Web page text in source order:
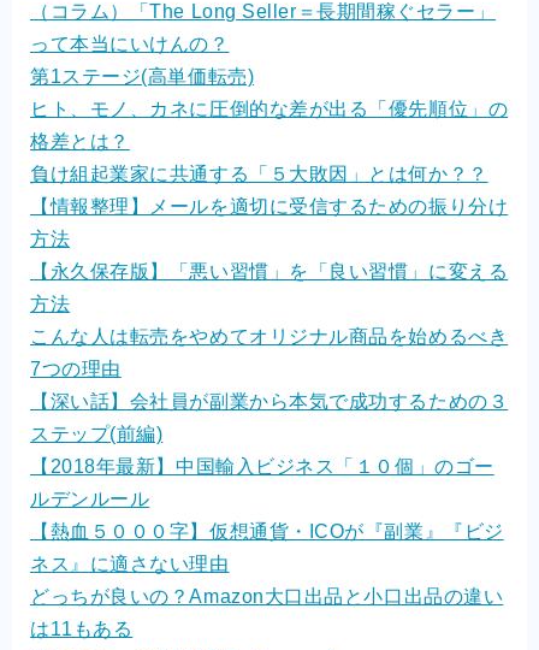
（コラム）「The Long Seller＝長期間稼ぐセラー」
って本当にいけんの？
第1ステージ(高単価転売)
ヒト、モノ、カネに圧倒的な差が出る「優先順位」の
格差とは？
負け組起業家に共通する「５大敗因」とは何か？？
【情報整理】メールを適切に受信するための振り分け
方法
【永久保存版】「悪い習慣」を「良い習慣」に変える
方法
こんな人は転売をやめてオリジナル商品を始めるべき
7つの理由
【深い話】会社員が副業から本気で成功するための３
ステップ(前編)
【2018年最新】中国輸入ビジネス「１０個」のゴー
ルデンルール
【熱血５０００字】仮想通貨・ICOが『副業』『ビジ
ネス』に適さない理由
どっちが良いの？Amazon大口出品と小口出品の違い
は11もある